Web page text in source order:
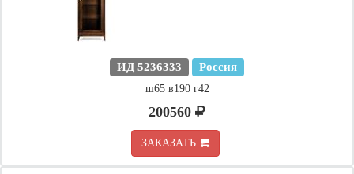
ИД 5236333 Россия
ш65 в190 г42
200560
ЗАКАЗАТЬ